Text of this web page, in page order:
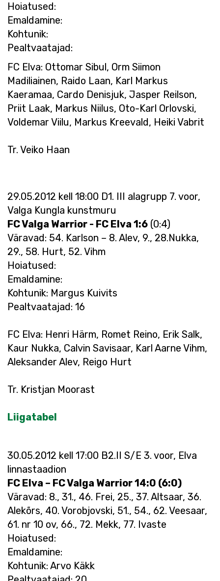
Hoiatused:
Emaldamine:
Kohtunik:
Pealtvaatajad:
FC Elva: Ottomar Sibul, Orm Siimon
Madiliainen, Raido Laan, Karl Markus
Kaeramaa, Cardo Denisjuk, Jasper Reilson,
Priit Laak, Markus Niilus, Oto-Karl Orlovski,
Voldemar Viilu, Markus Kreevald, Heiki Vabrit
Tr. Veiko Haan
29.05.2012 kell 18:00 D1. III alagrupp 7. voor,
Valga Kungla kunstmuru
FC Valga Warrior - FC Elva 1:6 (0:4)
Väravad: 54. Karlson – 8. Alev, 9., 28.Nukka,
29., 58. Hurt, 52. Vihm
Hoiatused:
Emaldamine:
Kohtunik: Margus Kuivits
Pealtvaatajad: 16
FC Elva: Henri Härm, Romet Reino, Erik Salk,
Kaur Nukka, Calvin Savisaar, Karl Aarne Vihm,
Aleksander Alev, Reigo Hurt
Tr. Kristjan Moorast
Liigatabel
30.05.2012 kell 17:00 B2.II S/E 3. voor, Elva
linnastaadion
FC Elva – FC Valga Warrior 14:0 (6:0)
Väravad: 8., 31., 46. Frei, 25., 37. Altsaar, 36.
Alekõrs, 40. Vorobjovski, 51., 54., 62. Veesaar,
61. nr 10 ov, 66., 72. Mekk, 77. Ivaste
Hoiatused:
Emaldamine:
Kohtunik: Arvo Käkk